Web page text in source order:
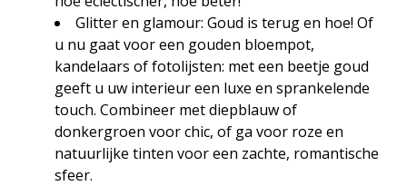
Glitter en glamour: Goud is terug en hoe! Of
u nu gaat voor een gouden bloempot,
kandelaars of fotolijsten: met een beetje goud
geeft u uw interieur een luxe en sprankelende
touch. Combineer met diepblauw of
donkergroen voor chic, of ga voor roze en
natuurlijke tinten voor een zachte, romantische
sfeer.